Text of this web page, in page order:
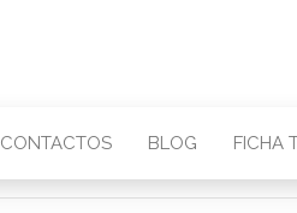
CONTACTOS BLOG FICHA